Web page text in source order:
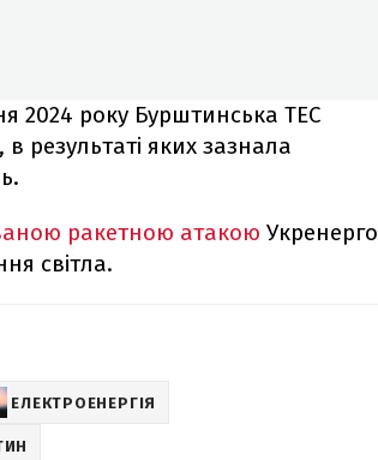
2024 року Бурштинська ТЕС
результаті яких зазнала
ракетною атакою Укренерго
світла.
ЕЛЕКТРОЕНЕРГІЯ